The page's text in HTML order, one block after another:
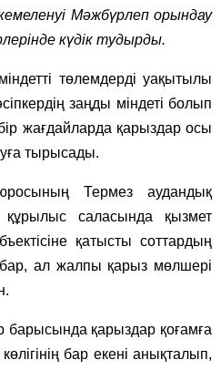
Мәжбүрлеп орындау
күдік тудырды.
төлемдерді уақытылы
заңды міндеті болып
жағдайларда қарыздар осы
тырысады.
Термез аудандық
құрылыс саласында қызмет
қатысты соттардың
ал жалпы қарыз мөлшері
барысында қарыздар қоғамға
бар екені анықталып,